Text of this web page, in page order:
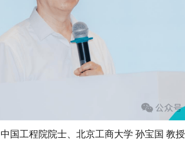
中国工程院院士、北京工商大学 孙宝国 教授